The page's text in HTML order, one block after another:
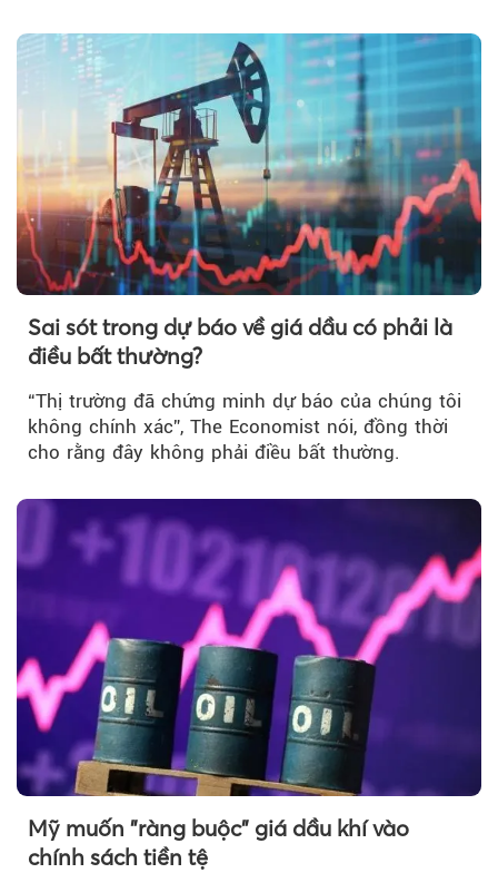
Sai sót trong dự báo về giá dầu có phải là
điều bất thường?
“Thị trường đã chứng minh dự báo của chúng tôi
không chính xác”, The Economist nói, đồng thời
cho rằng đây không phải điều bất thường.
Mỹ muốn "ràng buộc" giá dầu khí vào
chính sách tiền tệ